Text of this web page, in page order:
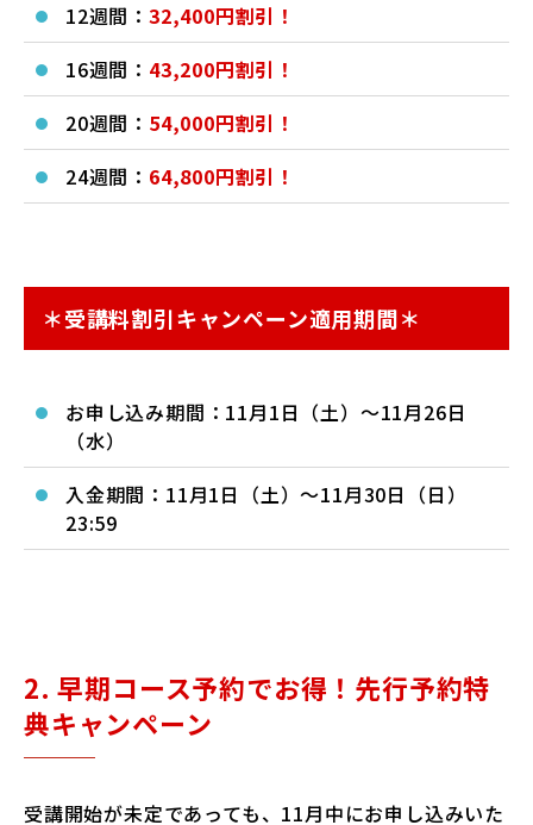
12週間： 32,400円割引！
16週間： 43,200円割引！
20週間： 54,000円割引！
24週間： 64,800円割引！
＊受講料割引キャンペーン適用期間＊
お申し込み期間：11月1日（土）～11月26日
（水）
入金期間：11月1日（土）～11月30日（日）
23:59
2. 早期コース予約でお得！先行予約特
典キャンペーン
受講開始が未定であっても、11月中にお申し込みいた